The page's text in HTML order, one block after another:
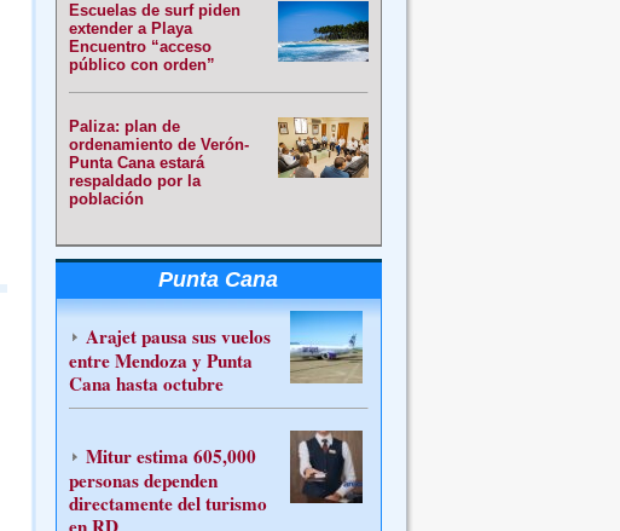
Escuelas de surf piden
extender a Playa
Encuentro “acceso
público con orden”
Paliza: plan de
ordenamiento de Verón-
Punta Cana estará
respaldado por la
población
Punta Cana
Arajet pausa sus vuelos
entre Mendoza y Punta
Cana hasta octubre
Mitur estima 605,000
personas dependen
directamente del turismo